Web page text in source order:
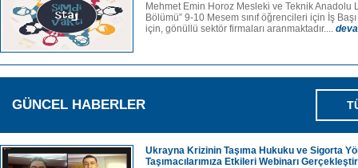
Mehmet Emin Horoz Mesleki ve Teknik Anadolu
Bölümü” 9-10 Mesem sınıf öğrencileri için İş
için, gönüllü sektör firmaları aranmaktadır....
GÜNCEL HABERLER
Ukrayna Krizinin Taşıma Hukuku ve Sigorta
Taşımacılarımıza Etkileri Webinarı